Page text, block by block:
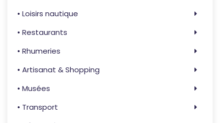
• Loisirs nautique
• Restaurants
• Rhumeries
• Artisanat & Shopping
• Musées
• Transport